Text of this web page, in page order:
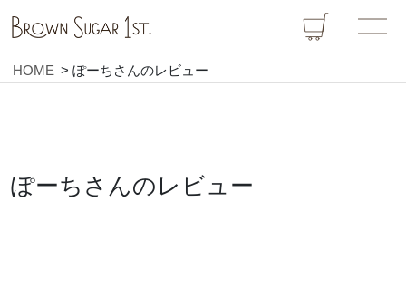
HOME ぽーちさんのレビュー
ぽーちさんのレビュー